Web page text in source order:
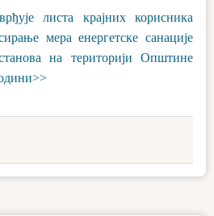
листа крајних корисника
мера енергетске санације
на територији Општине